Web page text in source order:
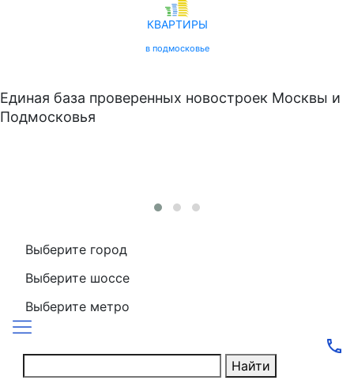
КВАРТИРЫ
в подмосковье
Единая база проверенных новостроек Москвы и
Подмосковья
Выберите город
Выберите шоссе
Выберите метро
Найти